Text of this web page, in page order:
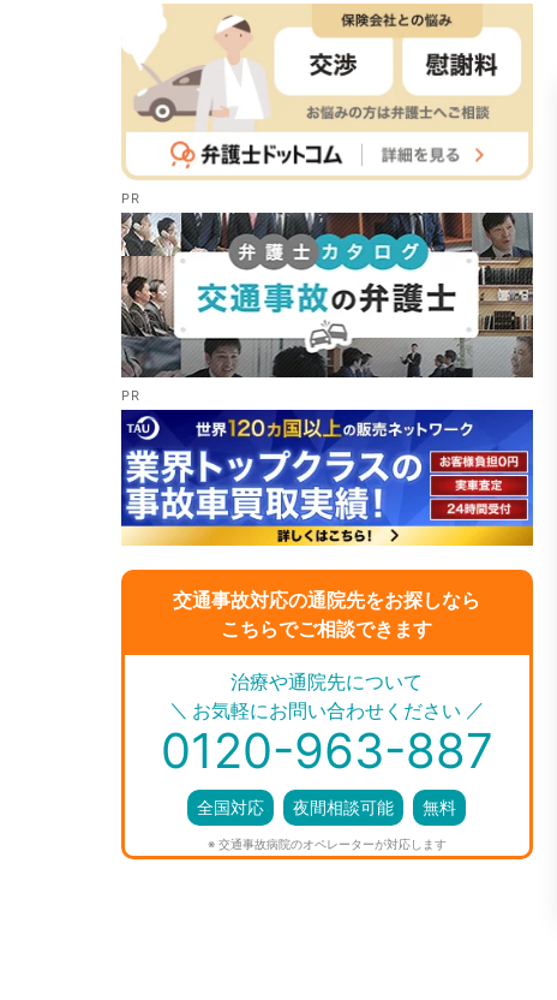
交通事故対応の通院先をお探しなら
こちらでご相談できます
＼ ／
治療や通院先について
お気軽にお問い合わせください
0120-963-887
全国対応 夜間相談可能 無料
※ 交通事故病院のオペレーターが対応します